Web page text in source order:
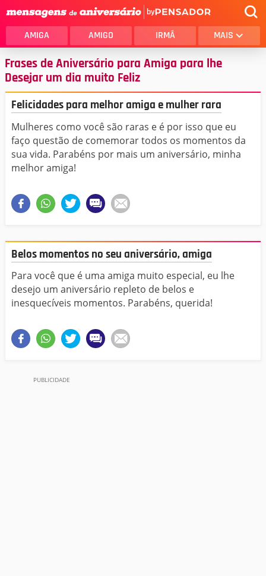
by
AMIGA AMIGO IRMÃ MAIS
Frases de Aniversário para Amiga para lhe
Desejar um dia muito Feliz
Felicidades para melhor amiga e mulher rara
Mulheres como você são raras e é por isso que eu
faço questão de comemorar todos os momentos da
sua vida. Parabéns por mais um aniversário, minha
melhor amiga!
Belos momentos no seu aniversário, amiga
Para você que é uma amiga muito especial, eu lhe
desejo um aniversário repleto de belos e
inesquecíveis momentos. Parabéns, querida!